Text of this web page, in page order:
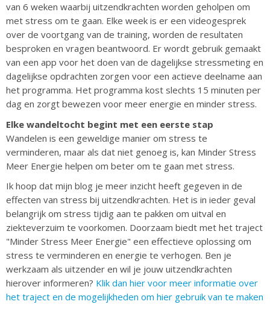
van 6 weken waarbij uitzendkrachten worden geholpen om
met stress om te gaan. Elke week is er een videogesprek
over de voortgang van de training, worden de resultaten
besproken en vragen beantwoord. Er wordt gebruik gemaakt
van een app voor het doen van de dagelijkse stressmeting en
dagelijkse opdrachten zorgen voor een actieve deelname aan
het programma. Het programma kost slechts 15 minuten per
dag en zorgt bewezen voor meer energie en minder stress.
Elke wandeltocht begint met een eerste stap
Wandelen is een geweldige manier om stress te
verminderen, maar als dat niet genoeg is, kan Minder Stress
Meer Energie helpen om beter om te gaan met stress.
Ik hoop dat mijn ­­­­blog je meer inzicht heeft gegeven in de
effecten van stress bij uitzendkrachten. Het is in ieder geval
belangrijk om stress tijdig aan te pakken om uitval en
ziekteverzuim te voorkomen. Doorzaam biedt met het traject
"Minder Stress Meer Energie" een effectieve oplossing om
stress te verminderen en energie te verhogen. Ben je
werkzaam als uitzender en wil je jouw uitzendkrachten
hierover informeren? Klik dan hier voor meer informatie over
het traject en de mogelijkheden om hier gebruik van te maken